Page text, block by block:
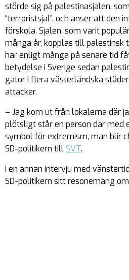
störde sig på palestinasjalen,
“terroristsjal”, och anser att den
förskola. Sjalen, som varit
många år, kopplas till palestinsk
har enligt många på senare tid
betydelse i Sverige sedan
gator i flera västerländska
attacker.
– Jag kom ut från lokalerna där
plötsligt står en person där med
symbol för extremism, man blir
SD-politikern tillSVT.
I en annan intervju med
SD-politikern sitt resonemang